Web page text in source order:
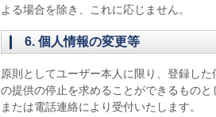
よる場合を除き、これに応じません。
6. 個人情報の変更等
原則としてユーザー本人に限り、登録し
の提供の停止を求めることができるもの
または電話連絡により受付いたします。